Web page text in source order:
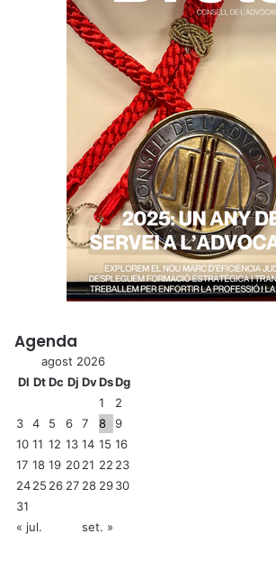
Agenda
agost 2026
Dl DtDc Dj DvDsDg
1
2
3
4 5 6 7 8
9
10 11 12 13 14 15 16
17 18 19 2021 22 23
2425 26 27 28 2930
31
« jul.
set. »